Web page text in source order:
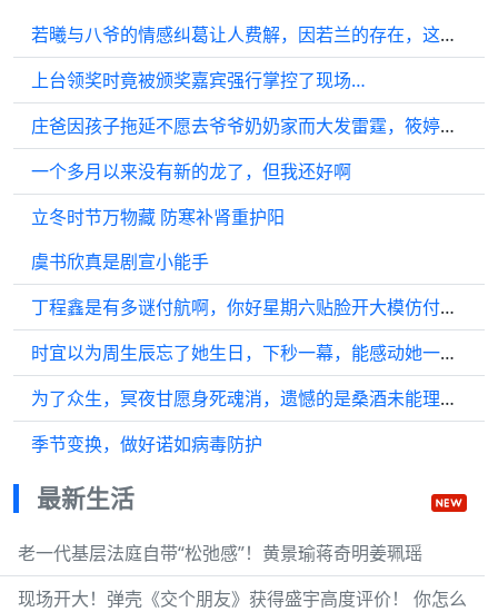
若曦与八爷的情感纠葛让人费解，因若兰的存在，这段感情更显复杂
上台领奖时竟被颁奖嘉宾强行掌控了现场…
庄爸因孩子拖延不愿去爷爷奶奶家而大发雷霆，筱婷情绪崩溃诉说委屈却遭掌掴！
一个多月以来没有新的龙了，但我还好啊
立冬时节万物藏 防寒补肾重护阳
虞书欣真是剧宣小能手
丁程鑫是有多谜付航啊，你好星期六贴脸开大模仿付航…
时宜以为周生辰忘了她生日，下秒一幕，能感动她一辈子
为了众生，冥夜甘愿身死魂消，遗憾的是桑酒未能理解他的深情厚爱……
季节变换，做好诺如病毒防护
最新生活
老一代基层法庭自带“松弛感”！黄景瑜蒋奇明姜珮瑶
现场开大！弹壳《交个朋友》获得盛宇高度评价！ 你怎么